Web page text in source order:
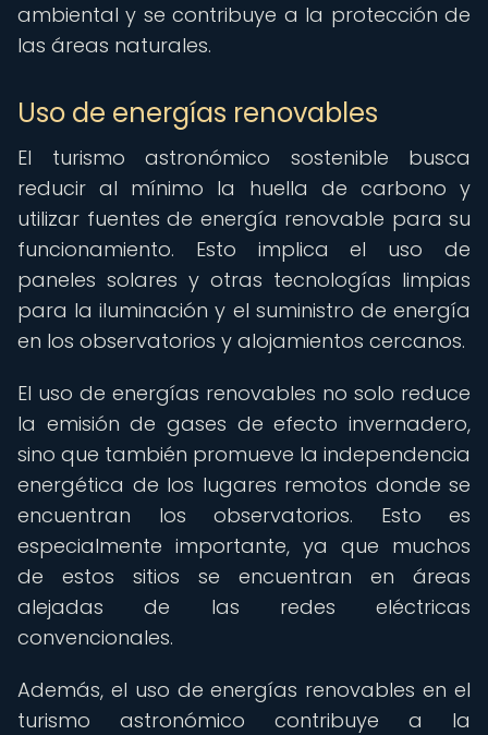
ambiental y se contribuye a la protección de
las áreas naturales.
Uso de energías renovables
El turismo astronómico sostenible busca
reducir al mínimo la huella de carbono y
utilizar fuentes de energía renovable para su
funcionamiento. Esto implica el uso de
paneles solares y otras tecnologías limpias
para la iluminación y el suministro de energía
en los observatorios y alojamientos cercanos.
El uso de energías renovables no solo reduce
la emisión de gases de efecto invernadero,
sino que también promueve la independencia
energética de los lugares remotos donde se
encuentran los observatorios. Esto es
especialmente importante, ya que muchos
de estos sitios se encuentran en áreas
alejadas de las redes eléctricas
convencionales.
Además, el uso de energías renovables en el
turismo astronómico contribuye a la